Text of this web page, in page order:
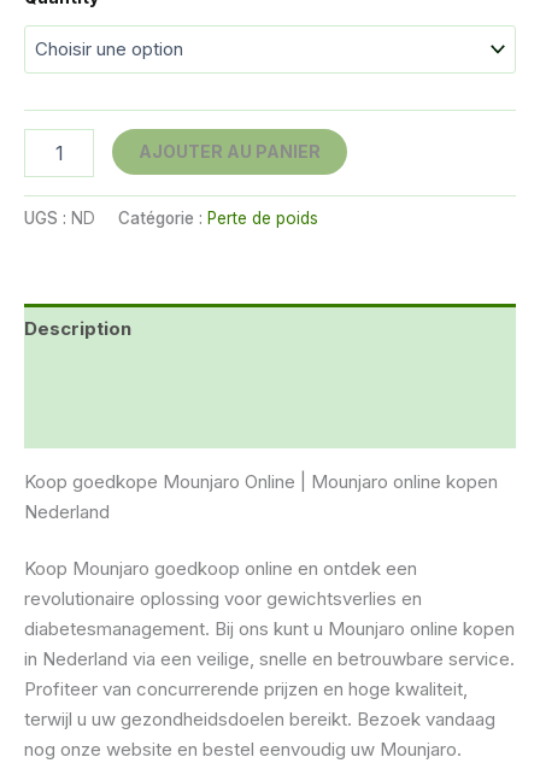
à
€680.00
12.5mg
AJOUTER AU PANIER
UGS : ND Catégorie : Perte de poids
Description
Koop goedkope Mounjaro Online | Mounjaro online kopen
Nederland
Koop Mounjaro goedkoop online en ontdek een
revolutionaire oplossing voor gewichtsverlies en
diabetesmanagement. Bij ons kunt u Mounjaro online kopen
in Nederland via een veilige, snelle en betrouwbare service.
Profiteer van concurrerende prijzen en hoge kwaliteit,
terwijl u uw gezondheidsdoelen bereikt. Bezoek vandaag
nog onze website en bestel eenvoudig uw Mounjaro.